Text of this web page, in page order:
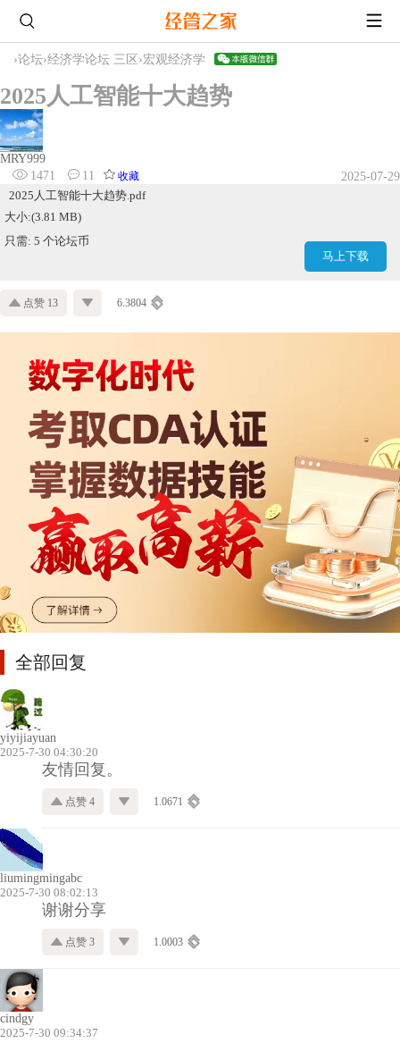
›论坛›经济学论坛 三区 ›宏观经济学
2025人工智能十大趋势
MRY999
1471
11 收藏
2025-07-29
2025人工智能十大趋势.pdf
大小:(3.81 MB)
只需: 5 个论坛币
马上下载
点赞 13 6.3804
全部回复
yiyijiayuan
2025-7-30 04:30:20
友情回复。
点赞 4 1.0671
liumingmingabc
2025-7-30 08:02:13
谢谢分享
点赞 3 1.0003
cindgy
2025-7-30 09:34:37